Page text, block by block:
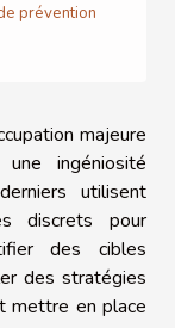
prévention
majeure
ingéniosité
utilisent
discrets pour
des cibles
des stratégies
mettre en place